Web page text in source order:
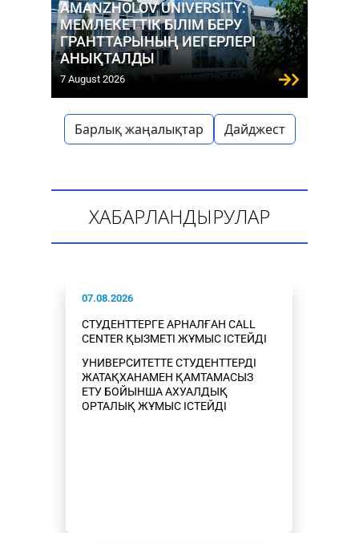
AMANZHOLOV UNIVERSITY:
МЕМЛЕКЕТТІК БІЛІМ БЕРУ
ГРАНТТАРЫНЫҢ ИЕГЕРЛЕРІ
АНЫҚТАЛДЫ
7 August 2026
Барлық жаңалықтар Дайджест
ХАБАРЛАНДЫРУЛАР
07.08.2026
СТУДЕНТТЕРГЕ АРНАЛҒАН CALL
CENTER ҚЫЗМЕТІ ЖҰМЫС ІСТЕЙДІ
УНИВЕРСИТЕТТЕ СТУДЕНТТЕРДІ
ЖАТАҚХАНАМЕН ҚАМТАМАСЫЗ
ЕТУ БОЙЫНША АХУАЛДЫҚ
ОРТАЛЫҚ ЖҰМЫС ІСТЕЙДІ